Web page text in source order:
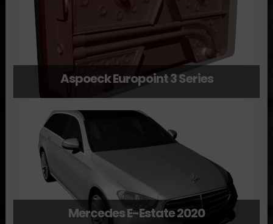
Aspoeck Europoint 3 Series
Mercedes E-Estate 2020